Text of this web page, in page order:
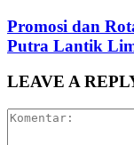
Promosi dan
Putra Lantik
LEAVE A